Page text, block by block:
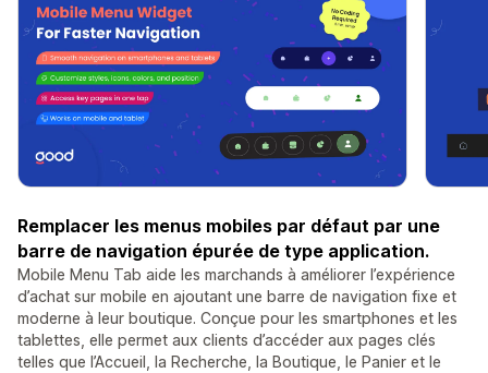
Remplacer les menus mobiles par défaut par une
barre de navigation épurée de type application.
Mobile Menu Tab aide les marchands à améliorer l’expérience
d’achat sur mobile en ajoutant une barre de navigation fixe et
moderne à leur boutique. Conçue pour les smartphones et les
tablettes, elle permet aux clients d’accéder aux pages clés
telles que l’Accueil, la Recherche, la Boutique, le Panier et le